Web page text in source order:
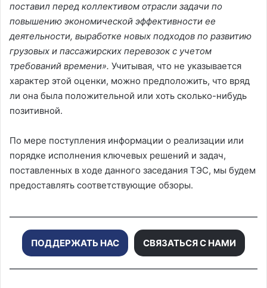
поставил перед коллективом отрасли задачи по
повышению экономической эффективности ее
деятельности, выработке новых подходов по развитию
грузовых и пассажирских перевозок с учетом
требований времени». Учитывая, что не указывается
характер этой оценки, можно предположить, что вряд
ли она была положительной или хоть сколько-нибудь
позитивной.
По мере поступления информации о реализации или
порядке исполнения ключевых решений и задач,
поставленных в ходе данного заседания ТЭС, мы будем
предоставлять соответствующие обзоры.
ПОДДЕРЖАТЬ НАС СВЯЗАТЬСЯ С НАМИ